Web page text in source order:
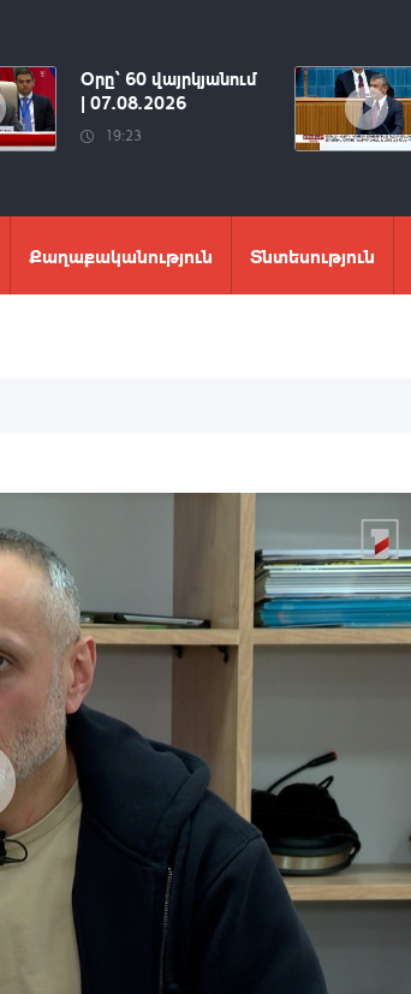
Օրը՝ 60 վայրկյանում
| 07.08.2026
19:23
Քաղաքականություն Տնտեսություն